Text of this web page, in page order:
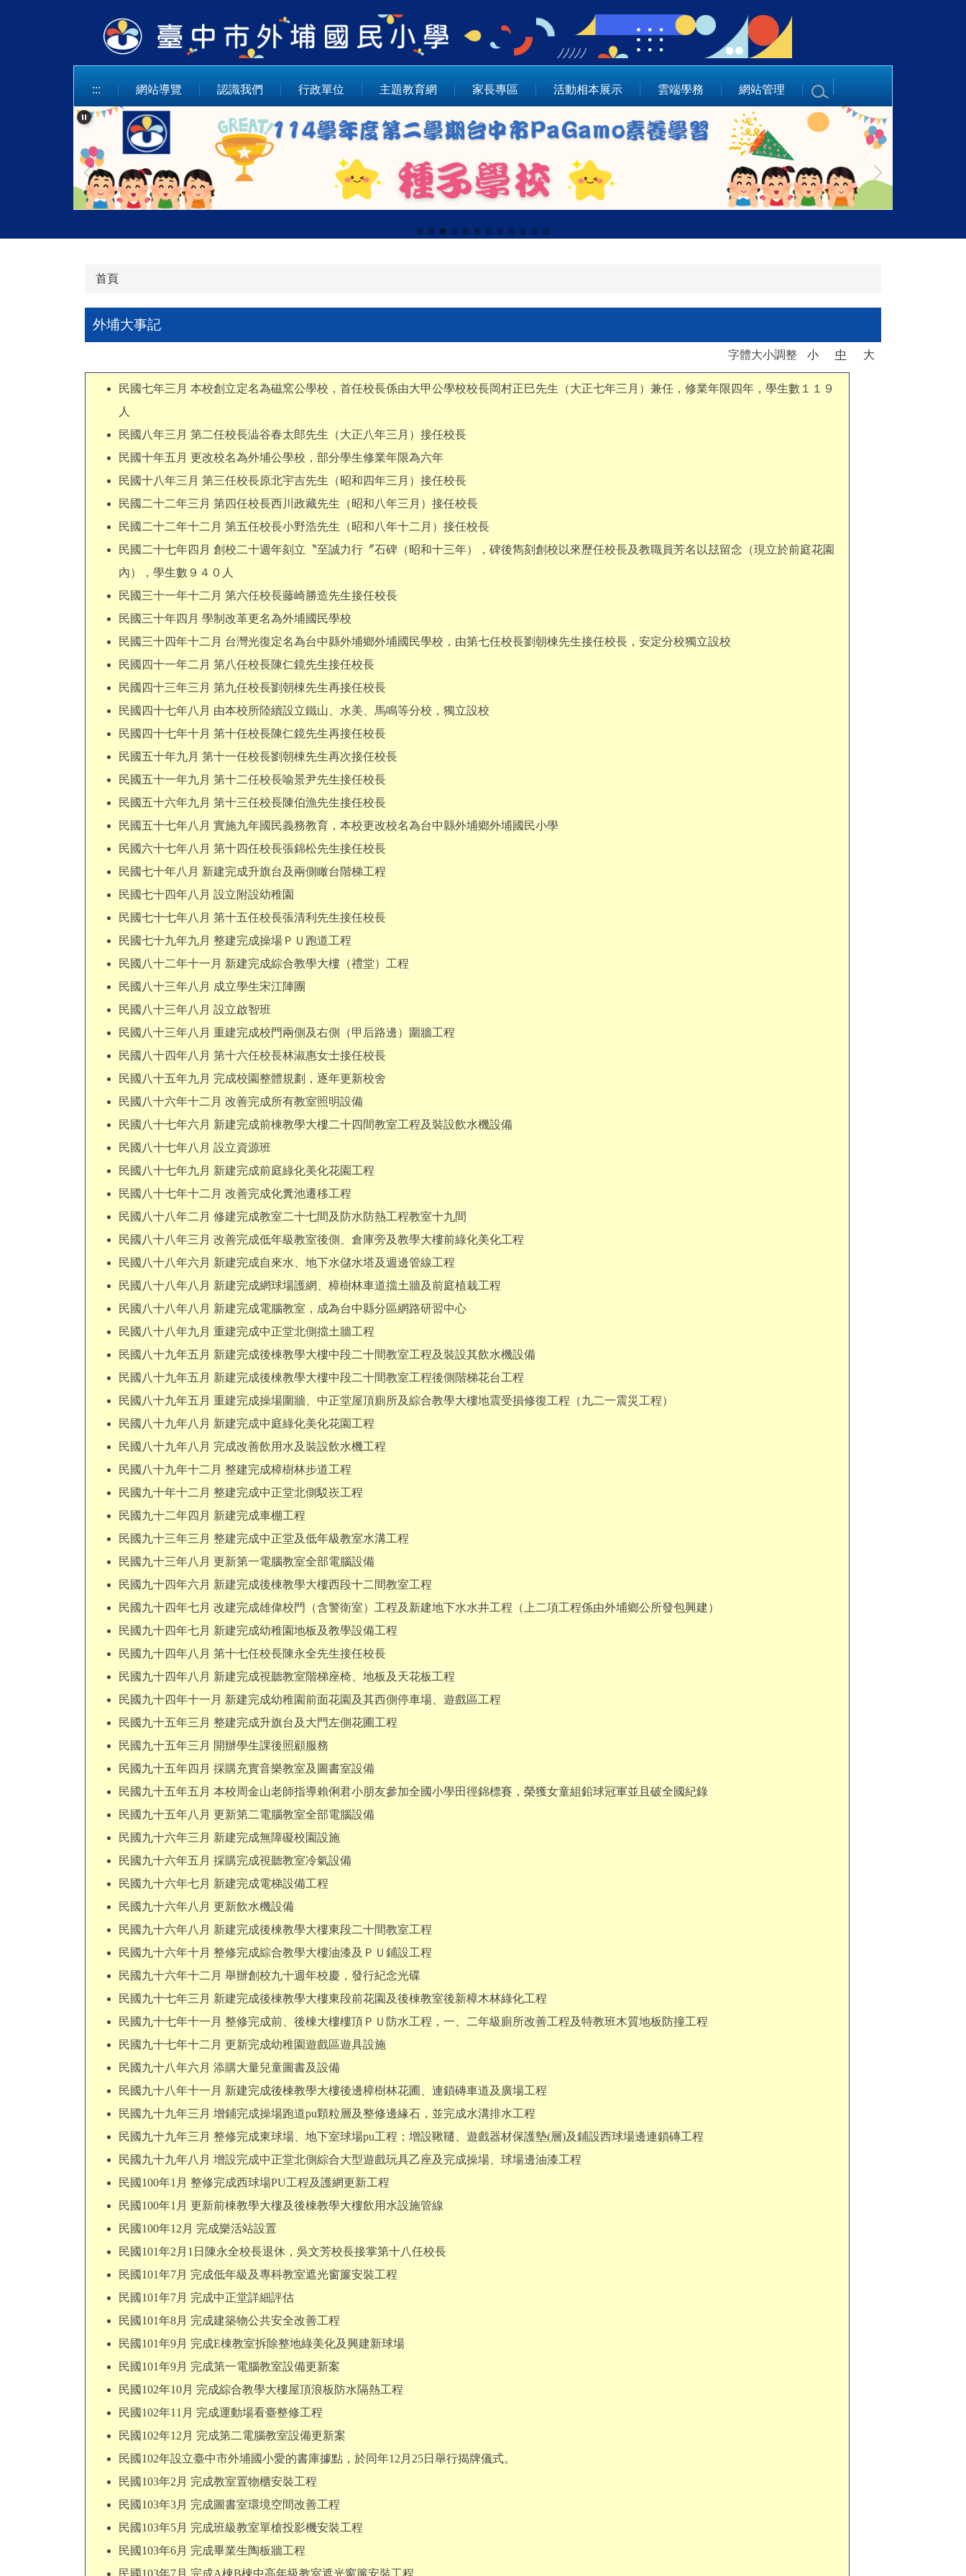
::: 網站導覽 認識我們 行政單位 主題教育網 家長專區 活動相本展示 雲端學務 網站管理
首頁
外埔大事記
字體大小調整 小 中 大
民國七年三月 本校創立定名為磁窯公學校，首任校長係由大甲公學校校長岡村正巳先生（大正七年三月）兼任，修業年限四年，學生數１１９
人
民國八年三月 第二任校長澁谷春太郎先生（大正八年三月）接任校長
民國十年五月 更改校名為外埔公學校，部分學生修業年限為六年
民國十八年三月 第三任校長原北宇吉先生（昭和四年三月）接任校長
民國二十二年三月 第四任校長西川政藏先生（昭和八年三月）接任校長
民國二十二年十二月 第五任校長小野浩先生（昭和八年十二月）接任校長
民國二十七年四月 創校二十週年刻立〝至誠力行〞石碑（昭和十三年），碑後雋刻創校以來歷任校長及教職員芳名以玆留念（現立於前庭花園
內），學生數９４０人
民國三十一年十二月 第六任校長藤崎勝造先生接任校長
民國三十年四月 學制改革更名為外埔國民學校
民國三十四年十二月 台灣光復定名為台中縣外埔鄉外埔國民學校，由第七任校長劉朝棟先生接任校長，安定分校獨立設校
民國四十一年二月 第八任校長陳仁鏡先生接任校長
民國四十三年三月 第九任校長劉朝棟先生再接任校長
民國四十七年八月 由本校所陸續設立鐵山、水美、馬鳴等分校，獨立設校
民國四十七年十月 第十任校長陳仁鏡先生再接任校長
民國五十年九月 第十一任校長劉朝棟先生再次接任校長
民國五十一年九月 第十二任校長喻景尹先生接任校長
民國五十六年九月 第十三任校長陳伯漁先生接任校長
民國五十七年八月 實施九年國民義務教育，本校更改校名為台中縣外埔鄉外埔國民小學
民國六十七年八月 第十四任校長張錦松先生接任校長
民國七十年八月 新建完成升旗台及兩側瞰台階梯工程
民國七十四年八月 設立附設幼稚園
民國七十七年八月 第十五任校長張清利先生接任校長
民國七十九年九月 整建完成操場ＰＵ跑道工程
民國八十二年十一月 新建完成綜合教學大樓（禮堂）工程
民國八十三年八月 成立學生宋江陣團
民國八十三年八月 設立啟智班
民國八十三年八月 重建完成校門兩側及右側（甲后路邊）圍牆工程
民國八十四年八月 第十六任校長林淑惠女士接任校長
民國八十五年九月 完成校園整體規劃，逐年更新校舍
民國八十六年十二月 改善完成所有教室照明設備
民國八十七年六月 新建完成前棟教學大樓二十四間教室工程及裝設飲水機設備
民國八十七年八月 設立資源班
民國八十七年九月 新建完成前庭綠化美化花園工程
民國八十七年十二月 改善完成化糞池遷移工程
民國八十八年二月 修建完成教室二十七間及防水防熱工程教室十九間
民國八十八年三月 改善完成低年級教室後側、倉庫旁及教學大樓前綠化美化工程
民國八十八年六月 新建完成自來水、地下水儲水塔及週邊管線工程
民國八十八年八月 新建完成網球場護網、樟樹林車道擋土牆及前庭植栽工程
民國八十八年八月 新建完成電腦教室，成為台中縣分區網路研習中心
民國八十八年九月 重建完成中正堂北側擋土牆工程
民國八十九年五月 新建完成後棟教學大樓中段二十間教室工程及裝設其飲水機設備
民國八十九年五月 新建完成後棟教學大樓中段二十間教室工程後側階梯花台工程
民國八十九年五月 重建完成操場圍牆、中正堂屋頂廁所及綜合教學大樓地震受損修復工程（九二一震災工程）
民國八十九年八月 新建完成中庭綠化美化花園工程
民國八十九年八月 完成改善飲用水及裝設飲水機工程
民國八十九年十二月 整建完成樟樹林步道工程
民國九十年十二月 整建完成中正堂北側駁崁工程
民國九十二年四月 新建完成車棚工程
民國九十三年三月 整建完成中正堂及低年級教室水溝工程
民國九十三年八月 更新第一電腦教室全部電腦設備
民國九十四年六月 新建完成後棟教學大樓西段十二間教室工程
民國九十四年七月 改建完成雄偉校門（含警衛室）工程及新建地下水水井工程（上二項工程係由外埔鄉公所發包興建）
民國九十四年七月 新建完成幼稚園地板及教學設備工程
民國九十四年八月 第十七任校長陳永全先生接任校長
民國九十四年八月 新建完成視聽教室階梯座椅、地板及天花板工程
民國九十四年十一月 新建完成幼稚園前面花園及其西側停車場、遊戲區工程
民國九十五年三月 整建完成升旗台及大門左側花圃工程
民國九十五年三月 開辦學生課後照顧服務
民國九十五年四月 採購充實音樂教室及圖書室設備
民國九十五年五月 本校周金山老師指導賴俐君小朋友參加全國小學田徑錦標賽，榮獲女童組鉛球冠軍並且破全國紀錄
民國九十五年八月 更新第二電腦教室全部電腦設備
民國九十六年三月 新建完成無障礙校園設施
民國九十六年五月 採購完成視聽教室冷氣設備
民國九十六年七月 新建完成電梯設備工程
民國九十六年八月 更新飲水機設備
民國九十六年八月 新建完成後棟教學大樓東段二十間教室工程
民國九十六年十月 整修完成綜合教學大樓油漆及ＰＵ鋪設工程
民國九十六年十二月 舉辦創校九十週年校慶，發行紀念光碟
民國九十七年三月 新建完成後棟教學大樓東段前花園及後棟教室後新樟木林綠化工程
民國九十七年十一月 整修完成前、後棟大樓樓頂ＰＵ防水工程，一、二年級廁所改善工程及特教班木質地板防撞工程
民國九十七年十二月 更新完成幼稚園遊戲區遊具設施
民國九十八年六月 添購大量兒童圖書及設備
民國九十八年十一月 新建完成後棟教學大樓後邊樟樹林花圃、連鎖磚車道及廣場工程
民國九十九年三月 增鋪完成操場跑道pu顆粒層及整修邊緣石，並完成水溝排水工程
民國九十九年三月 整修完成東球場、地下室球場pu工程；增設鞦韆、遊戲器材保護墊(層)及鋪設西球場邊連鎖磚工程
民國九十九年八月 增設完成中正堂北側綜合大型遊戲玩具乙座及完成操場、球場邊油漆工程
民國100年1月 整修完成西球場PU工程及護網更新工程
民國100年1月 更新前棟教學大樓及後棟教學大樓飲用水設施管線
民國100年12月 完成樂活站設置
民國101年2月1日陳永全校長退休，吳文芳校長接掌第十八任校長
民國101年7月 完成低年級及專科教室遮光窗簾安裝工程
民國101年7月 完成中正堂詳細評估
民國101年8月 完成建築物公共安全改善工程
民國101年9月 完成E棟教室拆除整地綠美化及興建新球場
民國101年9月 完成第一電腦教室設備更新案
民國102年10月 完成綜合教學大樓屋頂浪板防水隔熱工程
民國102年11月 完成運動場看臺整修工程
民國102年12月 完成第二電腦教室設備更新案
民國102年設立臺中市外埔國小愛的書庫據點，於同年12月25日舉行揭牌儀式。
民國103年2月 完成教室置物櫃安裝工程
民國103年3月 完成圖書室環境空間改善工程
民國103年5月 完成班級教室單槍投影機安裝工程
民國103年6月 完成畢業生陶板牆工程
民國103年7月 完成A棟B棟中高年級教室遮光窗簾安裝工程